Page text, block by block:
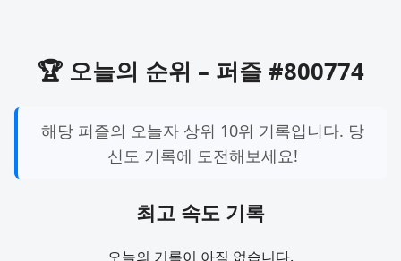
🏆 오늘의 순위 – 퍼즐 #800774
해당 퍼즐의 오늘자 상위 10위 기록입니다. 당
신도 기록에 도전해보세요!
최고 속도 기록
오늘의 기록이 아직 없습니다.